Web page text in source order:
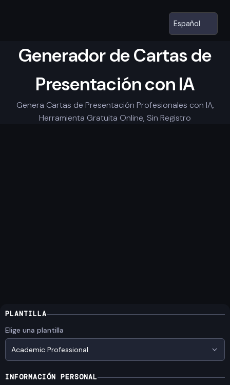
Generador de Cartas de
Presentación con IA
Genera Cartas de Presentación Profesionales con IA,
Herramienta Gratuita Online, Sin Registro
PLANTILLA
Elige una plantilla
Academic Professional
INFORMACIÓN PERSONAL